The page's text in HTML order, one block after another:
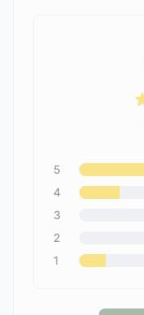
5
4
3
2
1